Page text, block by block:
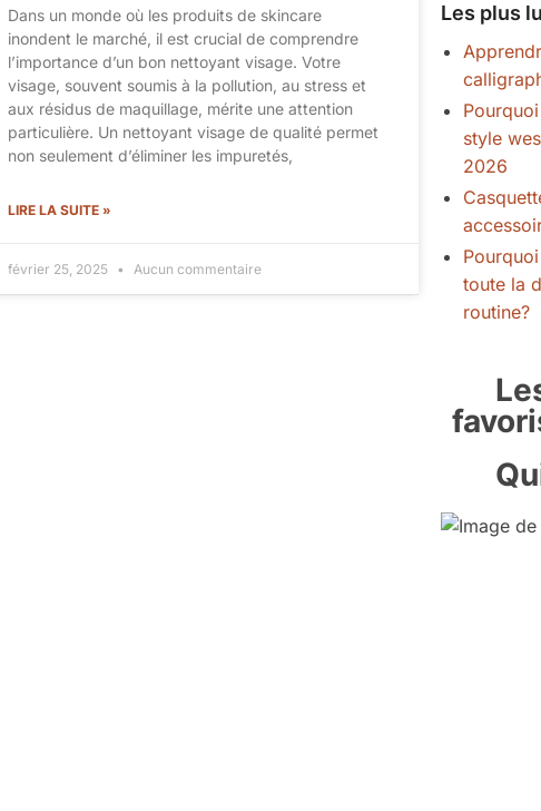
Dans un monde où les produits de skincare
inondent le marché, il est crucial de comprendre
l’importance d’un bon nettoyant visage. Votre
visage, souvent soumis à la pollution, au stress et
aux résidus de maquillage, mérite une attention
particulière. Un nettoyant visage de qualité permet
non seulement d’éliminer les impuretés,
LIRE LA SUITE »
février 25, 2025 Aucun commentaire
Les plus
style
2026
toute la
routine?